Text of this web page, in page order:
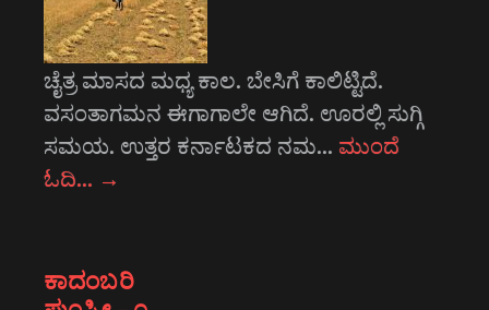
ಚೈತ್ರ ಮಾಸದ ಮಧ್ಯ ಕಾಲ. ಬೇಸಿಗೆ ಕಾಲಿಟ್ಟಿದೆ.
ವಸಂತಾಗಮನ ಈಗಾಗಾಲೇ ಆಗಿದೆ. ಊರಲ್ಲಿ ಸುಗ್ಗಿ
ಸಮಯ. ಉತ್ತರ ಕರ್ನಾಟಕದ ನಮ… ಮುಂದೆ
ಓದಿ… →
ಕಾದಂಬರಿ